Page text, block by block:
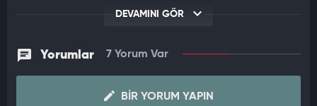
ACIMASIZCA TEKMELERLE SALDIRDI
Tartışmanın kısa sürede alevlenmesiyle olay, yumrukların
havada uçuştuğu şiddetli bir kavgaya dönüştü. Kalabalık bir
grup halindeki dönerciler, tartıştıkları vatandaşı aralarına
alarak darp etmeye başladı. Aldığı darbeler sonucu dengesini
DEVAMINI GÖR
Yorumlar 7 Yorum Var
BIR YORUM YAPIN